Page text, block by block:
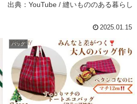
出典：YouTube / 縫いもののある暮らし
2025.01.15
バッグ